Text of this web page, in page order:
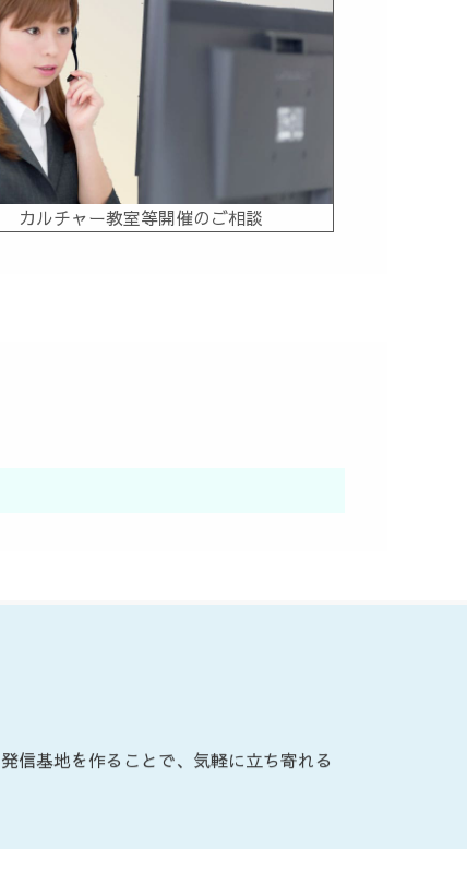
カルチャー教室等開催のご相談
信基地を作ることで、気軽に立ち寄れる